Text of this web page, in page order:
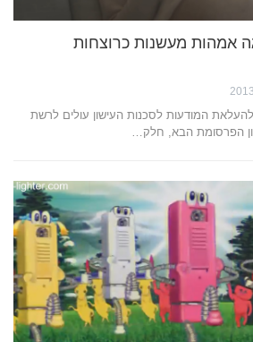
אמהות מעשנות כרוצחות
להעלאת המודעות לסכנות העישון עולים לרשת
הפרסומת הבא, חלק…